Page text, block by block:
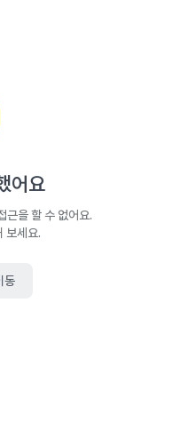
어요
근을 할 수 없어요.
보세요.
동